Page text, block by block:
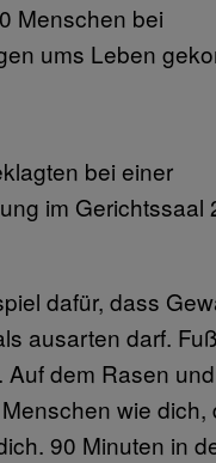
Menschen bei
ums Leben
bei einer
im Gerichtssaal
dafür, dass
ausarten darf.
Auf dem Rasen
wie dich,
90 Minuten in